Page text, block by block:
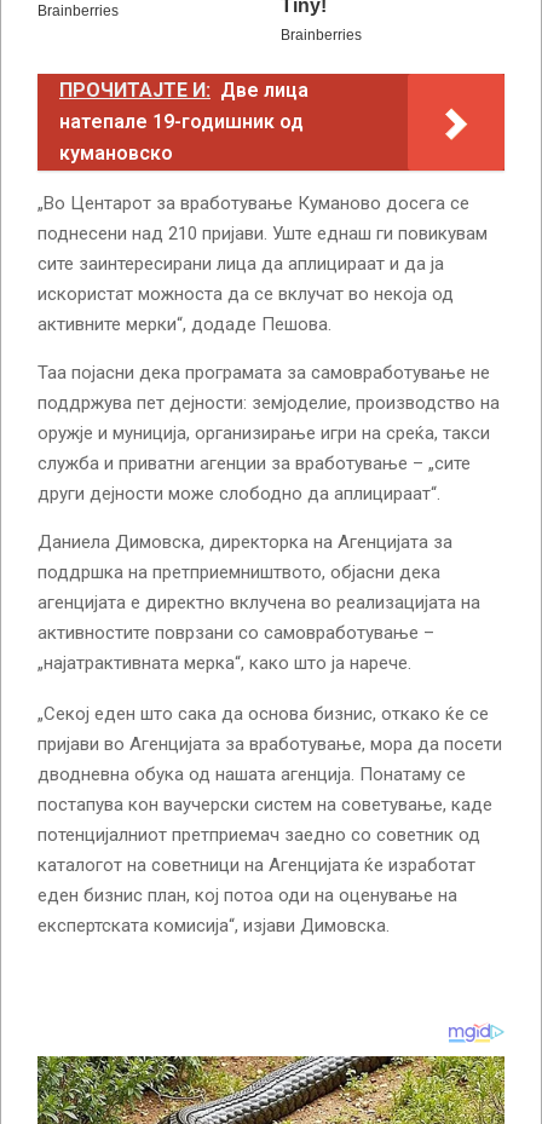
ПРОЧИТАЈТЕ И: Две лица
натепале 19-годишник од
кумановско
„Во Центарот за вработување Куманово досега се
поднесени над 210 пријави. Уште еднаш ги повикувам
сите заинтересирани лица да аплицираат и да ја
искористат можноста да се вклучат во некоја од
активните мерки“, додаде Пешова.
Таа појасни дека програмата за самовработување не
поддржува пет дејности: земјоделие, производство на
оружје и муниција, организирање игри на среќа, такси
служба и приватни агенции за вработување – „сите
други дејности може слободно да аплицираат“.
Даниела Димовска, директорка на Агенцијата за
поддршка на претприемништвото, објасни дека
агенцијата е директно вклучена во реализацијата на
активностите поврзани со самовработување –
„најатрактивната мерка“, како што ја нарече.
„Секој еден што сака да основа бизнис, откако ќе се
пријави во Агенцијата за вработување, мора да посети
дводневна обука од нашата агенција. Понатаму се
постапува кон ваучерски систем на советување, каде
потенцијалниот претприемач заедно со советник од
каталогот на советници на Агенцијата ќе изработат
еден бизнис план, кој потоа оди на оценување на
експертската комисија“, изјави Димовска.